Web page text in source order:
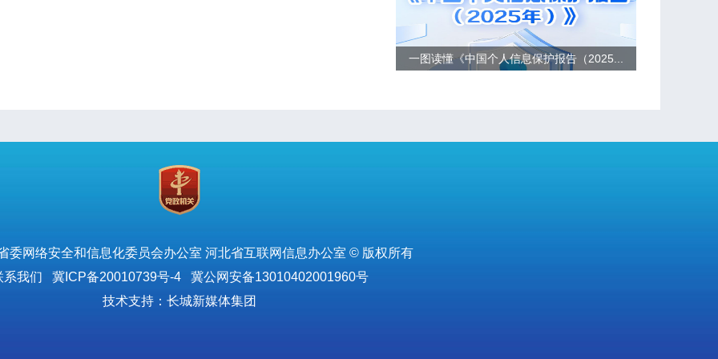
一图读懂《中国个人信息保护报告（2025...
委网络安全和信息化委员会办公室 河北省互联网信息办公室 © 版权所有
系我们
冀ICP备20010739号-4冀公网安备13010402001960号
技术支持：长城新媒体集团